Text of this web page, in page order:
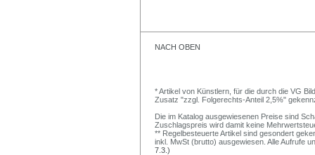
NACH OBEN
* Artikel von Künstlern, für die durch die VG
Zusatz "zzgl. Folgerechts-Anteil 2,5%"
Die im Katalog ausgewiesenen Preise sind
Zuschlagspreis wird damit keine
** Regelbesteuerte Artikel sind gesondert
inkl. MwSt (brutto) ausgewiesen. Alle Aufrufe
7.3.)